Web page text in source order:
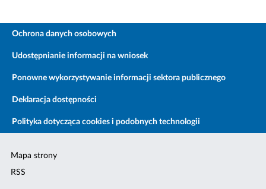
Ochrona danych osobowych
Udostępnianie informacji na wniosek
Ponowne wykorzystywanie informacji sektora publicznego
Deklaracja dostępności
Polityka dotycząca cookies i podobnych technologii
Mapa strony
RSS